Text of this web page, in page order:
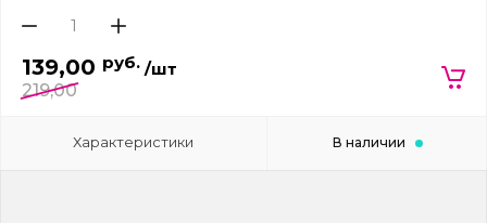
139,00 руб. /шт
219,00
Характеристики В наличии